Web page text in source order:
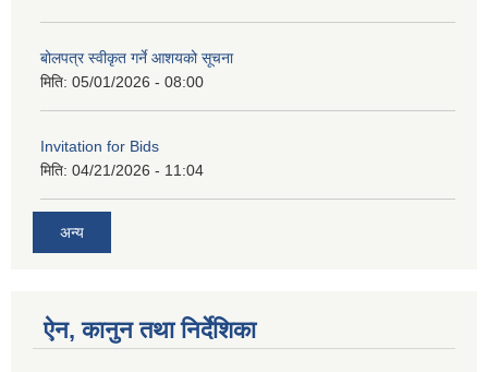
बोलपत्र स्वीकृत गर्ने आशयको सूचना
मिति: 05/01/2026 - 08:00
Invitation for Bids
मिति: 04/21/2026 - 11:04
अन्य
ऐन, कानुन तथा निर्देशिका